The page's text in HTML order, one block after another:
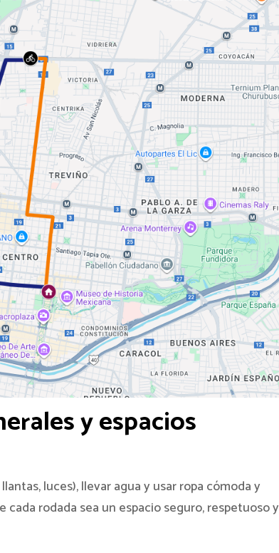
y espacios
luces), llevar agua y usar ropa cómoda y
rodada sea un espacio seguro, respetuoso y